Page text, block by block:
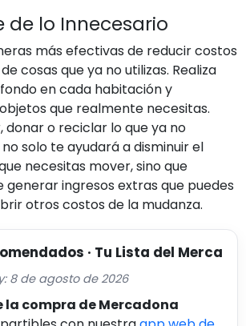
de lo Innecesario
más efectivas de reducir costos
cosas que ya no utilizas. Realiza
en cada habitación y
que realmente necesitas.
donar o reciclar lo que ya no
solo te ayudará a disminuir el
necesitas mover, sino que
generar ingresos extras que puedes
otros costos de la mudanza.
· Tu Lista del Merca
8 de agosto de 2026
la compra de Mercadona